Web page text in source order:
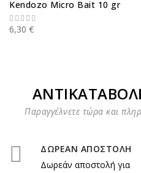
Kendozo Micro Bait 10 gr
6,30 €
Παραγγέλνετε τώρα και
ΔΩΡΕΑΝ ΑΠΟΣΤΟΛΗ
Δωρεάν αποστολή για